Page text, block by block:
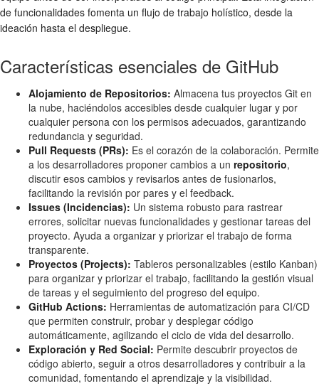
de funcionalidades fomenta un flujo de trabajo holístico, desde la
ideación hasta el despliegue.
Características esenciales de GitHub
Alojamiento de Repositorios: Almacena tus proyectos Git en
la nube, haciéndolos accesibles desde cualquier lugar y por
cualquier persona con los permisos adecuados, garantizando
redundancia y seguridad.
Pull Requests (PRs): Es el corazón de la colaboración. Permite
a los desarrolladores proponer cambios a un repositorio,
discutir esos cambios y revisarlos antes de fusionarlos,
facilitando la revisión por pares y el feedback.
Issues (Incidencias): Un sistema robusto para rastrear
errores, solicitar nuevas funcionalidades y gestionar tareas del
proyecto. Ayuda a organizar y priorizar el trabajo de forma
transparente.
Proyectos (Projects): Tableros personalizables (estilo Kanban)
para organizar y priorizar el trabajo, facilitando la gestión visual
de tareas y el seguimiento del progreso del equipo.
GitHub Actions: Herramientas de automatización para CI/CD
que permiten construir, probar y desplegar código
automáticamente, agilizando el ciclo de vida del desarrollo.
Exploración y Red Social: Permite descubrir proyectos de
código abierto, seguir a otros desarrolladores y contribuir a la
comunidad, fomentando el aprendizaje y la visibilidad.